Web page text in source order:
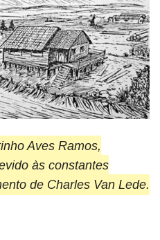
Aves Ramos,
às constantes
de Charles Van Lede.